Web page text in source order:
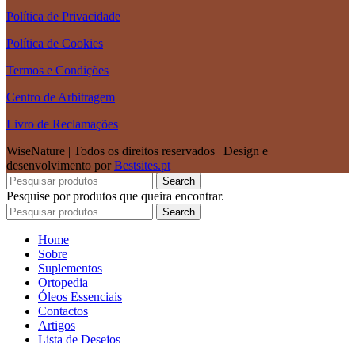
Política de Privacidade
Política de Cookies
Termos e Condições
Centro de Arbitragem
Livro de Reclamações
WiseNature | Todos os direitos reservados | Design e
desenvolvimento porBestsites.pt
Search
Pesquise por produtos que queira encontrar.
Search
Home
Sobre
Suplementos
Ortopedia
Óleos Essenciais
Contactos
Artigos
Lista de Desejos